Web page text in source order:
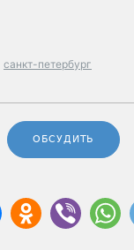
санкт-петербург
ОБСУДИТЬ